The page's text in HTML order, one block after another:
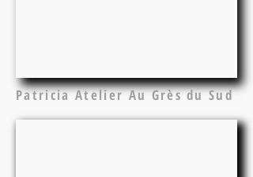
Patricia Atelier Au Grès du Sud